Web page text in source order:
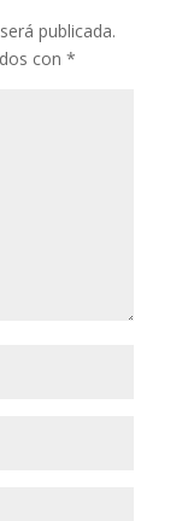
publicada.
con *